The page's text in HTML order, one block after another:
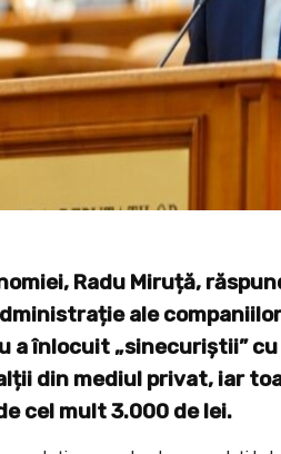
Radu Miruță,
ale
a înlocuit „sinecuriștii”
din mediul privat, iar
cel mult 3.000 de lei.